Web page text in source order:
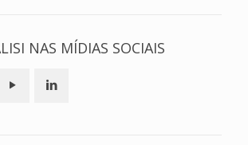
NAS MÍDIAS SOCIAIS